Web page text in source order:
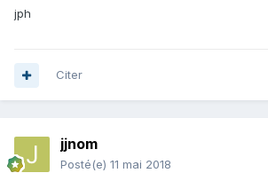
jph
Citer
jjnom
Posté(e) 11 mai 2018